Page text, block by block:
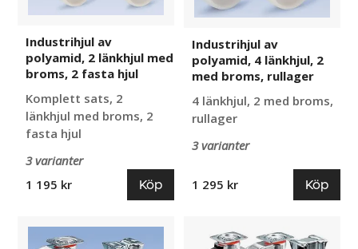
med
fasta
hjul
Industrihjul av
polyamid, 2 länkhjul med
broms, 2 fasta hjul
Komplett sats, 2
länkhjul med broms, 2
fasta hjul
3 varianter
1 195 kr
Köp
broms,
rullager
Industrihjul av
polyamid, 4 länkhjul, 2
med broms, rullager
4 länkhjul, 2 med broms,
rullager
3 varianter
1 295 kr Köp
Industrihjul